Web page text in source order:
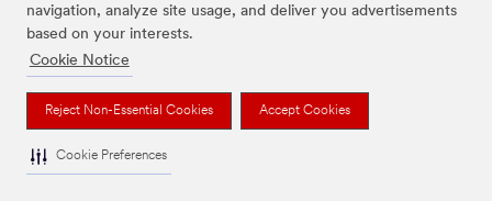
navigation, analyze site usage, and deliver you advertisements
based on your interests.
Cookie Notice
Reject Non-Essential Cookies Accept Cookies
Cookie Preferences